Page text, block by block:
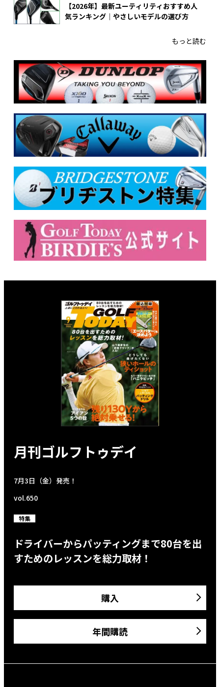
【2026年】最新ユーティリティおすすめ人
気ランキング｜やさしいモデルの選び方
もっと読む
月刊ゴルフトゥデイ
7月3日（金）発売！
vol.650
特集
ドライバーからパッティングまで80台を出
すためのレッスンを総力取材！
購入
年間購読